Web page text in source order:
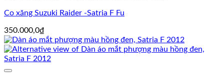
Co xăng Suzuki Raider -Satria F Fu
350.000,0₫